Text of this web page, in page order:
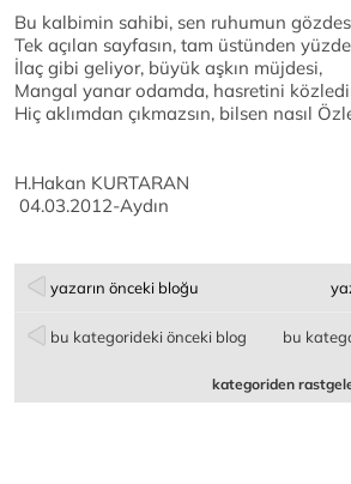
Bu kalbimin sahibi, sen ruhumun
Tek açılan sayfasın, tam üstünden
İlaç gibi geliyor, büyük aşkın müjdesi,
Mangal yanar odamda, hasretini
Hiç aklımdan çıkmazsın, bilsen nasıl
H.Hakan KURTARAN
04.03.2012-Aydın
yazarın önceki bloğu
bu kategorideki önceki blog bu
kategoriden